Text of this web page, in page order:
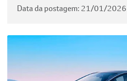
Data da postagem: 21/01/2026